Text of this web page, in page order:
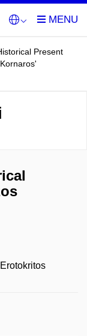
Present